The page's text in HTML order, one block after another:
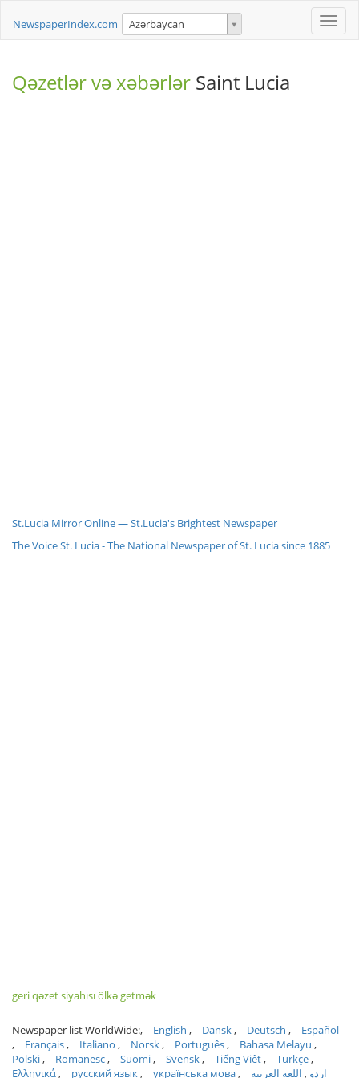
Toggle
NewspaperIndex.com Azərbaycan
Qəzetlər və xəbərlər Saint Lucia
St.Lucia Mirror Online — St.Lucia's Brightest Newspaper
The Voice St. Lucia - The National Newspaper of St. Lucia since 1885
geri qəzet siyahısı ölkə getmək
Newspaper list WorldWide: English Dansk Deutsch
Español
Français
Italiano Norsk Português
Bahasa Melayu
Polski
Romanesc Suomi Svensk Tiếng Việt
Türkçe
Ελληνικά
русский язык українська мова اردو اللغة العربية